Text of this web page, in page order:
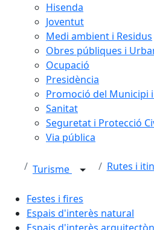
Hisenda
Joventut
Medi ambient i Residus
Obres públiques i
Ocupació
Presidència
Promoció del Municipi
Sanitat
Seguretat i Protecció
Via pública
Turisme Rutes i
Festes i fires
Espais d'interès natural